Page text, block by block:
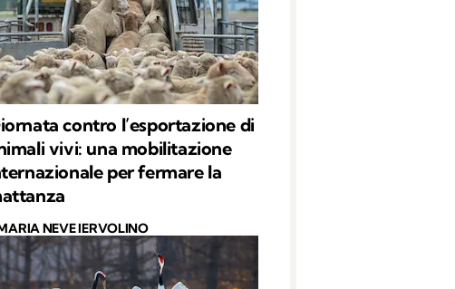
contro l’esportazione di
vivi: una mobilitazione
per fermare la
NEVE IERVOLINO